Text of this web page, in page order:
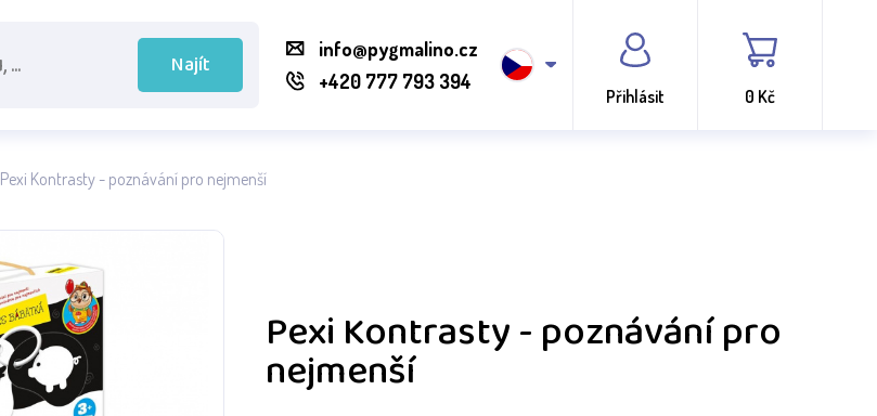
Najít
info@pygmalino.cz
+420 777 793 394
Přihlásit 0 Kč
Pexi Kontrasty - poznávání pro nejmenší
Pexi Kontrasty - poznávání pro
nejmenší